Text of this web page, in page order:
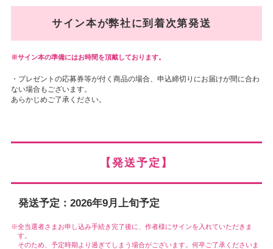
サイン本が弊社に到着次第発送
サイン本の準備にはお時間を頂戴しております。
・プレゼントの応募券等が付く商品の場合、申込締切りにお届けが間に合わ
ない場合もございます。
あらかじめご了承ください。
【発送予定】
発送予定：2026年9月上旬予定
全当選者さまお申し込み手続き完了後に、作者様にサインを入れていただきま
す。
そのため、予定時期より過ぎてしまう場合がございます。何卒ご了承くださいま